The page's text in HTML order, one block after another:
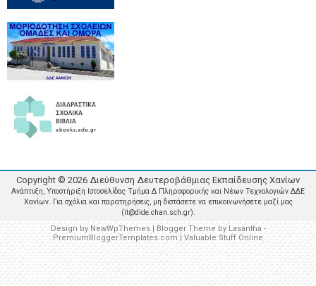
Copyright © 2026 Διεύθυνση Δευτεροβάθμιας Εκπαίδευσης Χανίων
Ανάπτυξη, Υποστήριξη Ιστοσελίδας Τμήμα Δ Πληροφορικής και Νέων Τεχνολογιών ΔΔΕ
Χανίων. Για σχόλια και παρατηρήσεις, μη διστάσετε να επικοινωνήσετε μαζί μας
(it@dide.chan.sch.gr).
Design byNewWpThemes| Blogger Theme byLasantha -
PremiumBloggerTemplates.com|Valuable Stuff Online